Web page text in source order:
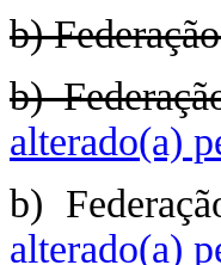
b)
b)
alterado(a)
b)
alterado(a)